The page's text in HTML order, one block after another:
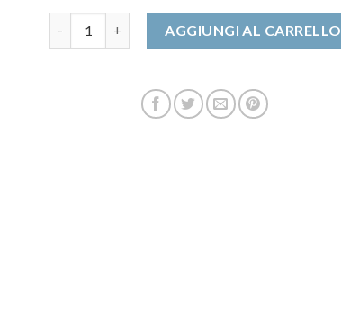
AGGIUNGI AL CARRELLO